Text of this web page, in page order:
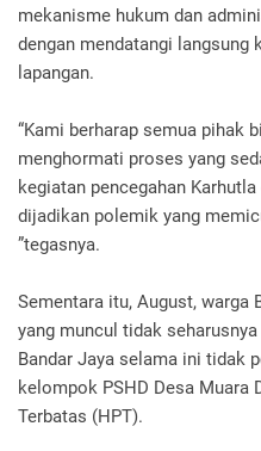
mekanisme hukum dan
dengan mendatangi langsung
lapangan.
“Kami berharap semua pihak
menghormati proses yang
kegiatan pencegahan
dijadikan polemik yang
”tegasnya.
Sementara itu, August, warga
yang muncul tidak
Bandar Jaya selama ini tidak
kelompok PSHD Desa Muara
Terbatas (HPT).